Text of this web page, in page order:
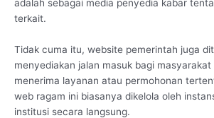
adalah sebagai media penyedia kabar
terkait.
Tidak cuma itu, website pemerintah juga
menyediakan jalan masuk bagi
menerima layanan atau permohonan
web ragam ini biasanya dikelola oleh
institusi secara langsung.